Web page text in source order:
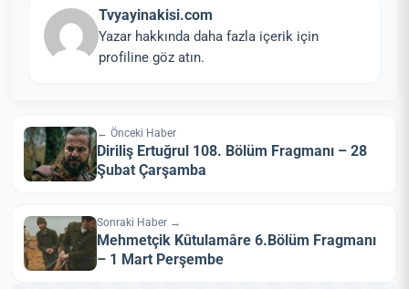
Tvyayinakisi.com
Yazar hakkında daha fazla içerik için
profiline göz atın.
← Önceki Haber
Diriliş Ertuğrul 108. Bölüm Fragmanı – 28
Şubat Çarşamba
Sonraki Haber →
Mehmetçik Kûtulamâre 6.Bölüm Fragmanı
– 1 Mart Perşembe